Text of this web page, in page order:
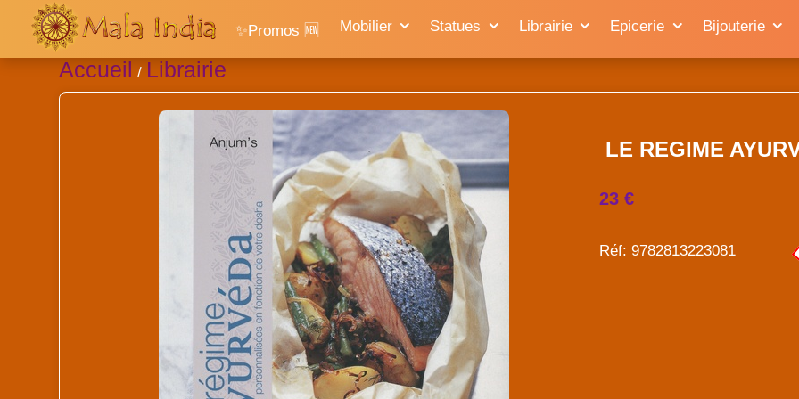
✨Promos 🆕 Mobilier Statues Librairie Epicerie Bijouterie
Accueil / Librairie
LE REGIME
23 €
Réf: 9782813223081